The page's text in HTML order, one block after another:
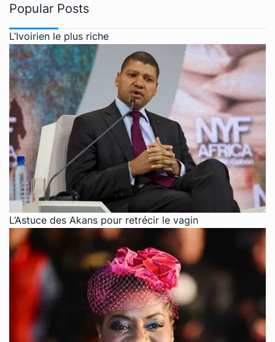
Popular Posts
L’Ivoirien le plus riche
L’Astuce des Akans pour retrécir le vagin